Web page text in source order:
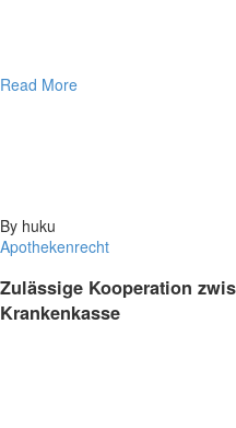
Read More
By huku
Apothekenrecht
Zulässige Kooperation
Krankenkasse